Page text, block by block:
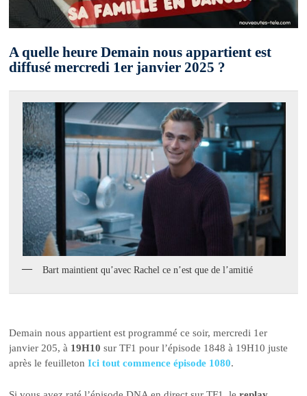
A quelle heure Demain nous appartient est
diffusé mercredi 1er janvier 2025 ?
Bart maintient qu’avec Rachel ce n’est que de l’amitié
Demain nous appartient est programmé ce soir, mercredi 1er
janvier 205, à 19H10 sur TF1 pour l’épisode 1848 à 19H10 juste
après le feuilletonIci tout commence épisode 1080.